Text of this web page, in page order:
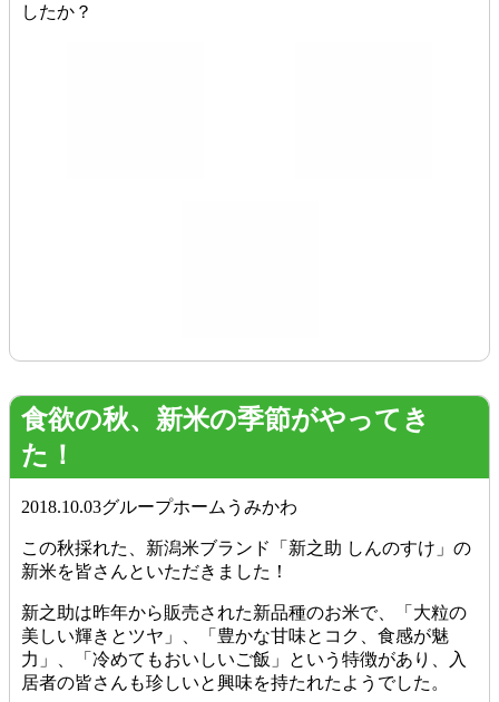
したか？
食欲の秋、新米の季節がやってき
た！
2018.10.03グループホームうみかわ
この秋採れた、新潟米ブランド「新之助 しんのすけ」の
新米を皆さんといただきました！
新之助は昨年から販売された新品種のお米で、「大粒の
美しい輝きとツヤ」、「豊かな甘味とコク、食感が魅
力」、「冷めてもおいしいご飯」という特徴があり、入
居者の皆さんも珍しいと興味を持たれたようでした。